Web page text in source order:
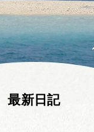
最新日記